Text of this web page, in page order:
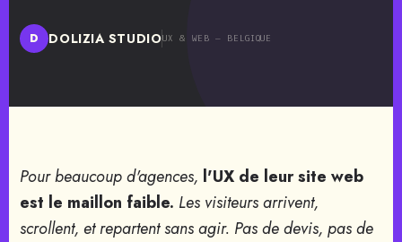
D DOLIZIA STUDIOUX & WEB — BELGIQUE
Pour beaucoup d'agences, l'UX de leur site web
est le maillon faible. Les visiteurs arrivent,
scrollent, et repartent sans agir. Pas de devis, pas de